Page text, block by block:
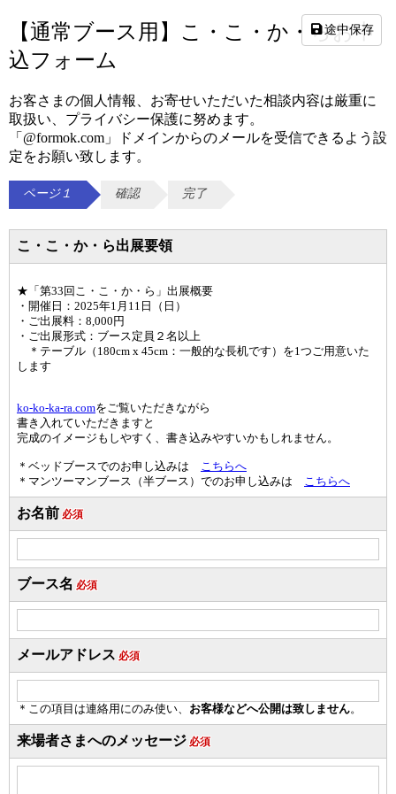
【通常ブース用】こ・こ・か・らお申
込フォーム
お客さまの個人情報、お寄せいただいた相談内容は厳重に
取扱い、プライバシー保護に努めます。
「@formok.com」ドメインからのメールを受信できるよう設
定をお願い致します。
ページ１ 確認 完了
こ・こ・か・ら出展要領
★「第33回こ・こ・か・ら」出展概要
・開催日：2025年1月11日（日）
・ご出展料：8,000円
・ご出展形式：ブース定員２名以上
＊テーブル（180cm x 45cm：一般的な長机です）を1つご用意いた
します
ko-ko-ka-ra.comをご覧いただきながら
書き入れていただきますと
完成のイメージもしやすく、書き込みやすいかもしれません。
＊ベッドブースでのお申し込みは こちらへ
＊マンツーマンブース（半ブース）でのお申し込みは こちらへ
お名前 必須
ブース名 必須
メールアドレス 必須
＊この項目は連絡用にのみ使い、 お客様などへ公開は致しません。
来場者さまへのメッセージ 必須
途中保存